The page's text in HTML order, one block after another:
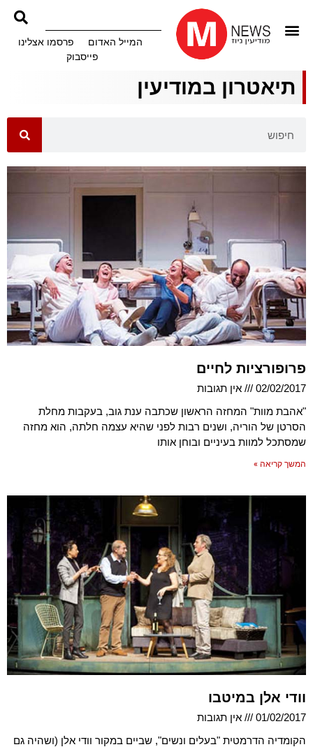
המייל האדום
פרסמו אצלינו
פייסבוק
תיאטרון במודיעין
פרופורציות לחיים
02/02/2017
אין תגובות
"אהבת מוות" המחזה הראשון שכתבה ענת גוב, בעקבות מחלת
הסרטן של הוריה, ושנים רבות לפני שהיא עצמה חלתה, הוא מחזה
שמסתכל למוות בעיניים ובוחן אותו
המשך קריאה »
וודי אלן במיטבו
01/02/2017
אין תגובות
הקומדיה הדרמטית "בעלים ונשים", שביים במקור וודי אלן (ושהיה גם